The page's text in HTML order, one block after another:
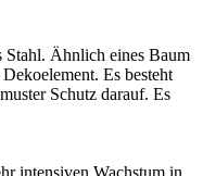
Stahl. Ähnlich eines Baum
Es besteht
Schutz darauf. Es
intensiven Wachstum in